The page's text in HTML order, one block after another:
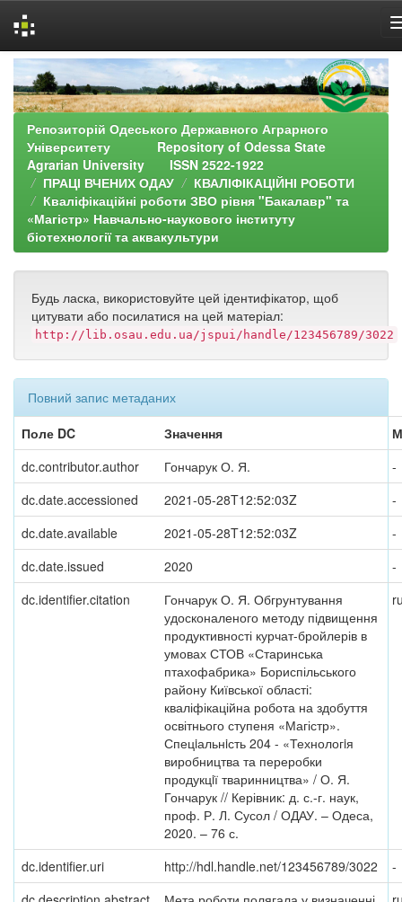
navigation
Репозиторій Одеського Державного Аграрного
Університету Repository of Odessa State
Agrarian University ISSN 2522-1922
ПРАЦІ ВЧЕНИХ ОДАУ
КВАЛІФІКАЦІЙНІ РОБОТИ
Кваліфікаційні роботи ЗВО рівня "Бакалавр" та
«Магістр» Навчально-наукового інституту
біотехнології та аквакультури
Будь ласка, використовуйте цей ідентифікатор, щоб
цитувати або посилатися на цей матеріал:
http://lib.osau.edu.ua/jspui/handle/123456789/3022
Повний запис метаданих
Поле DC
Значення
dc.contributor.author
Гончарук О. Я.
-
dc.date.accessioned
2021-05-28T12:52:03Z
-
dc.date.available
2021-05-28T12:52:03Z
-
dc.date.issued
2020
-
dc.identifier.citation
Гончарук О. Я. Обгрунтування
удосконаленого методу підвищення
продуктивності курчат-бройлерів в
умовах СТОВ «Старинська
птахофабрика» Бориспільського
району Київської області:
кваліфікаційна робота на здобуття
освітнього ступеня «Магістр».
Спецiальнiсть 204 - «Технологiя
виробництва та переробки
продукцiї тваринництва» / О. Я.
Гончарук // Керівник: д. с.-г. наук,
проф. Р. Л. Сусол / ОДАУ. – Одеса,
2020. – 76 с.
dc.identifier.uri http://hdl.handle.net/123456789/3022
-